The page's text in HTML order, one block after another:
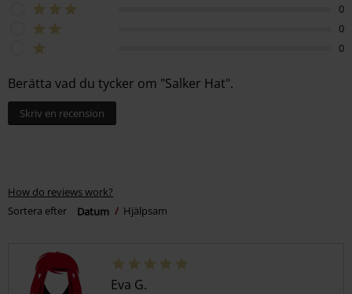
0
0
0
Berätta vad du tycker om "Salker Hat".
Skriv en recension
How do reviews work?
Sortera efter
Datum Hjälpsam
Eva G.